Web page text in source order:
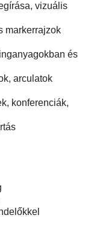
vizuális
markerrajzok
és
arculatok
konferenciák,